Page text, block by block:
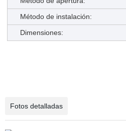
Método de instalación:
Dimensiones:
Fotos detalladas